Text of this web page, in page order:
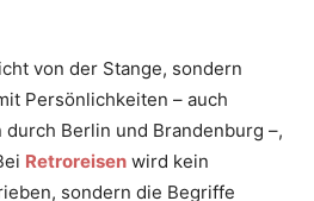
von der Stange, sondern
Persönlichkeiten – auch
durch Berlin und Brandenburg –,
Retroreisen wird kein
sondern die Begriffe